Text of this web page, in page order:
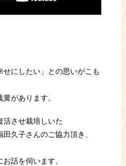
せにしたい」との思いがこも
があります。
活させ栽培しいた
久子さんのご協力頂き、
話を伺います。